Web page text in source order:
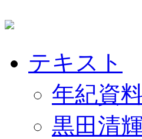
テキスト
年紀資
黒田清